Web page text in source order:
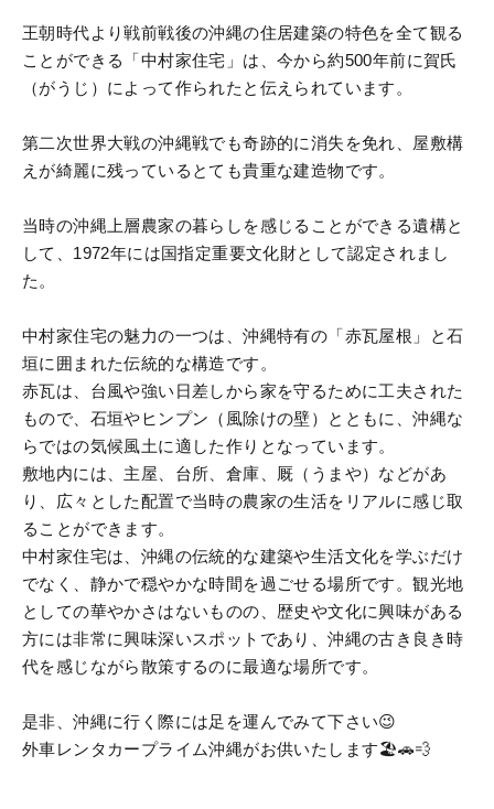
王朝時代より戦前戦後の沖縄の住居建築の特色を全て観る
ことができる「中村家住宅」は、今から約500年前に賀氏
（がうじ）によって作られたと伝えられています。
第二次世界大戦の沖縄戦でも奇跡的に消失を免れ、屋敷構
えが綺麗に残っているとても貴重な建造物です。
当時の沖縄上層農家の暮らしを感じることができる遺構と
して、1972年には国指定重要文化財として認定されまし
た。
中村家住宅の魅力の一つは、沖縄特有の「赤瓦屋根」と石
垣に囲まれた伝統的な構造です。
赤瓦は、台風や強い日差しから家を守るために工夫された
もので、石垣やヒンプン（風除けの壁）とともに、沖縄な
らではの気候風土に適した作りとなっています。
敷地内には、主屋、台所、倉庫、厩（うまや）などがあ
り、広々とした配置で当時の農家の生活をリアルに感じ取
ることができます。
中村家住宅は、沖縄の伝統的な建築や生活文化を学ぶだけ
でなく、静かで穏やかな時間を過ごせる場所です。観光地
としての華やかさはないものの、歴史や文化に興味がある
方には非常に興味深いスポットであり、沖縄の古き良き時
代を感じながら散策するのに最適な場所です。
是非、沖縄に行く際には足を運んでみて下さい😉
外車レンタカープライム沖縄がお供いたします🏖️🚗💨